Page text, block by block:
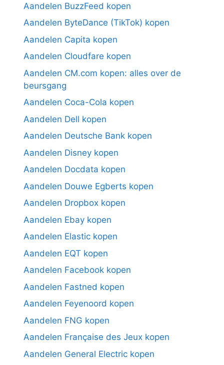
Aandelen BuzzFeed kopen
Aandelen ByteDance (TikTok) kopen
Aandelen Capita kopen
Aandelen Cloudfare kopen
Aandelen CM.com kopen: alles over de
beursgang
Aandelen Coca-Cola kopen
Aandelen Dell kopen
Aandelen Deutsche Bank kopen
Aandelen Disney kopen
Aandelen Docdata kopen
Aandelen Douwe Egberts kopen
Aandelen Dropbox kopen
Aandelen Ebay kopen
Aandelen Elastic kopen
Aandelen EQT kopen
Aandelen Facebook kopen
Aandelen Fastned kopen
Aandelen Feyenoord kopen
Aandelen FNG kopen
Aandelen Française des Jeux kopen
Aandelen General Electric kopen